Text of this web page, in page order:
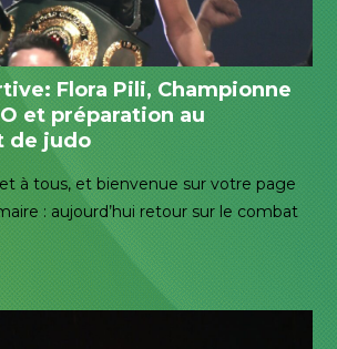
Flora Pili, Championne
et préparation au
de judo
à tous, et bienvenue sur votre page
: aujourd’hui retour sur le combat